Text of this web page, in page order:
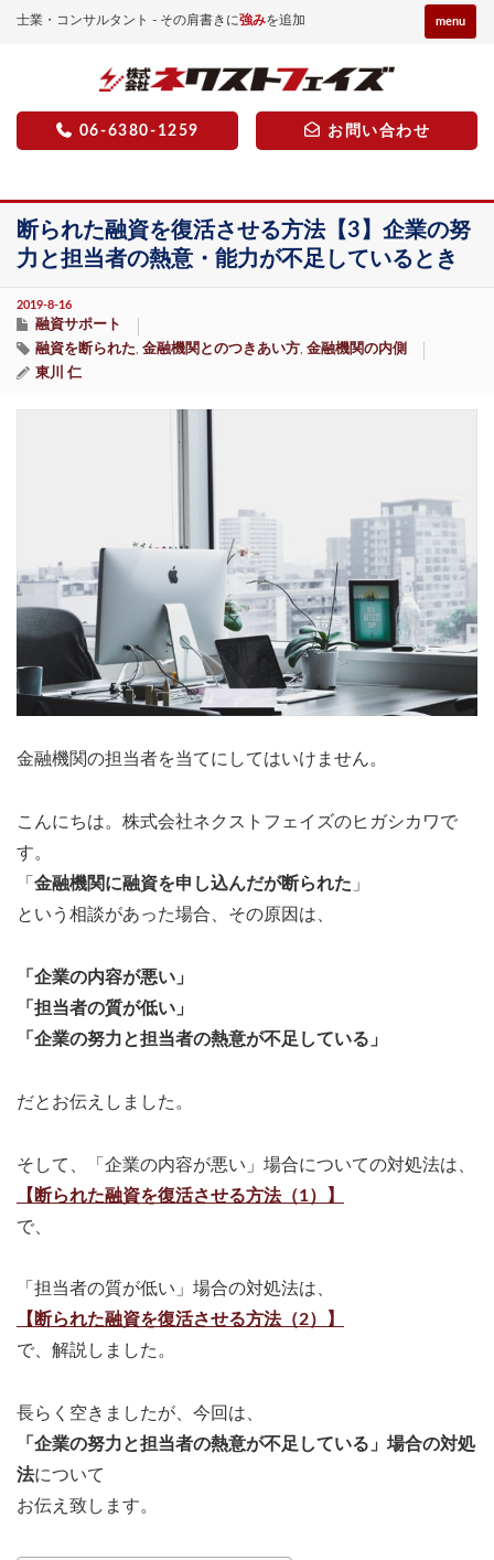
士業・コンサルタント - その肩書きに強みを追加 menu
06-6380-1259 お問い合わせ
断られた融資を復活させる方法【3】企業の努
力と担当者の熱意・能力が不足しているとき
2019-8-16
融資サポート
融資を断られた 金融機関とのつきあい方 金融機関の内側
東川 仁
金融機関の担当者を当てにしてはいけません。
こんにちは。株式会社ネクストフェイズのヒガシカワで
す。
「 金融機関に融資を申し込んだが断られた 」
という相談があった場合、その原因は、
「企業の内容が悪い」
「担当者の質が低い」
「企業の努力と担当者の熱意が不足している」
だとお伝えしました。
そして、「企業の内容が悪い」場合についての対処法は、
【断られた融資を復活させる方法（1）】
で、
「担当者の質が低い」場合の対処法は、
【断られた融資を復活させる方法（2）】
で、解説しました。
長らく空きましたが、今回は、
「企業の努力と担当者の熱意が不足している」場合の対処
法について
お伝え致します。